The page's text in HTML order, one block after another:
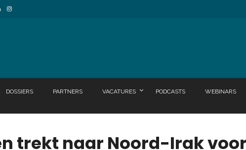
DOSSIERS PARTNERS VACATURES PODCASTS WEBINARS
trekt naar Noord-Irak